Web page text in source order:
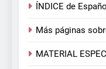
ÍNDICE de
Más páginas
MATERIAL